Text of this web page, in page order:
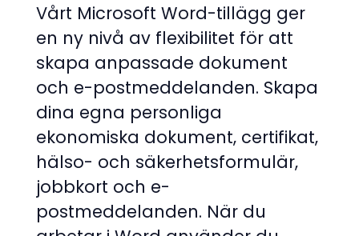
Vårt Microsoft Word-tillägg ger
en ny nivå av flexibilitet för att
skapa anpassade dokument
och e-postmeddelanden. Skapa
dina egna personliga
ekonomiska dokument, certifikat,
hälso- och säkerhetsformulär,
jobbkort och e-
postmeddelanden. När du